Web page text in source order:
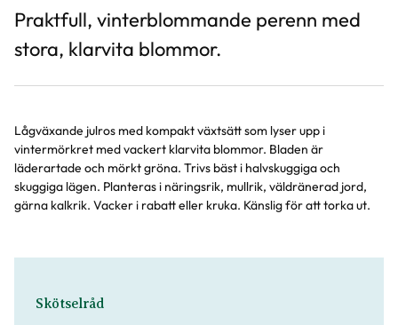
Praktfull, vinterblommande perenn med
stora, klarvita blommor.
Lågväxande julros med kompakt växtsätt som lyser upp i
vintermörkret med vackert klarvita blommor. Bladen är
läderartade och mörkt gröna. Trivs bäst i halvskuggiga och
skuggiga lägen. Planteras i näringsrik, mullrik, väldränerad jord,
gärna kalkrik. Vacker i rabatt eller kruka. Känslig för att torka ut.
Skötselråd